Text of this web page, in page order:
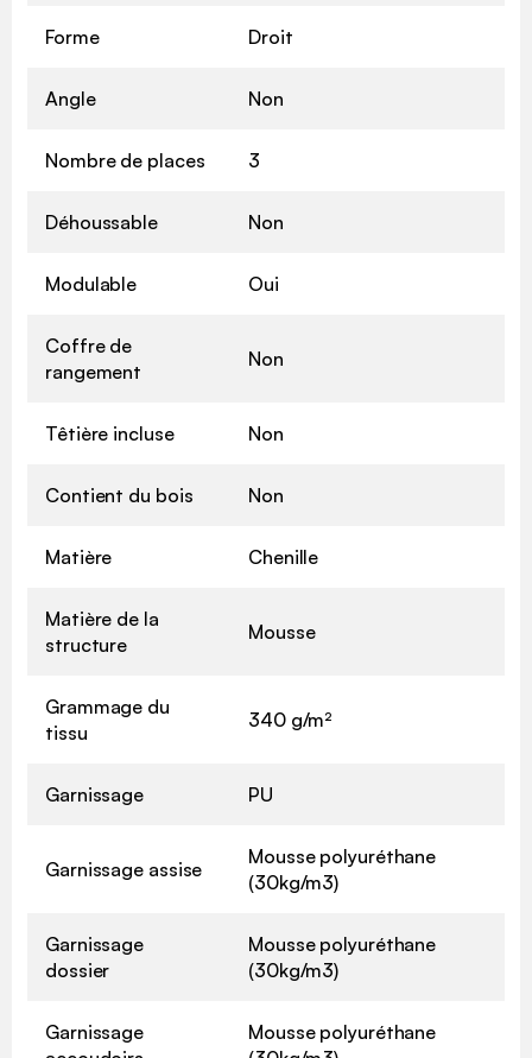
Forme Droit
Angle Non
Nombre de places 3
Déhoussable Non
Modulable Oui
Coffre de
rangement
Non
Têtière incluse Non
Contient du bois Non
Matière Chenille
Matière de la
structure
Mousse
Grammage du
tissu
340 g/m²
Garnissage PU
Garnissage assise
Mousse polyuréthane
(30kg/m3)
Garnissage
dossier
Mousse polyuréthane
(30kg/m3)
Garnissage
Mousse polyuréthane